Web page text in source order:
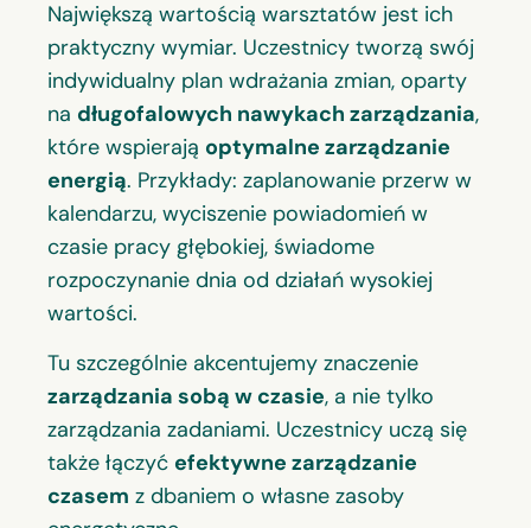
Największą wartością warsztatów jest ich
praktyczny wymiar. Uczestnicy tworzą swój
indywidualny plan wdrażania zmian, oparty
na długofalowych nawykach zarządzania,
które wspierają optymalne zarządzanie
energią. Przykłady: zaplanowanie przerw w
kalendarzu, wyciszenie powiadomień w
czasie pracy głębokiej, świadome
rozpoczynanie dnia od działań wysokiej
wartości.
Tu szczególnie akcentujemy znaczenie
zarządzania sobą w czasie, a nie tylko
zarządzania zadaniami. Uczestnicy uczą się
także łączyć efektywne zarządzanie
czasem z dbaniem o własne zasoby